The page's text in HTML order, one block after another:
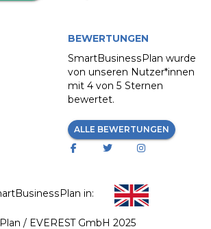
BEWERTUNGEN
SmartBusinessPlan wurde
von unseren Nutzer*innen
mit 4 von 5 Sternen
bewertet.
ALLE BEWERTUNGEN
/ EVEREST GmbH 2025
in: